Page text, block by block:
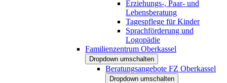
Erziehungs-, Paar- und
Lebensberatung
Tagespflege für Kinder
Sprachförderung und
Logopädie
Familienzentrum Oberkassel
Dropdown umschalten
Beratungsangebote FZ Oberkassel
Dropdown umschalten